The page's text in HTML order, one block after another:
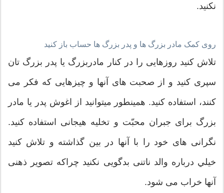
نکنید.
روی کمک مادر بزرگ ها و پدر بزرگ ها حساب باز کنید
تلاش کنید روزهایی را در کنار مادربزرگ یا پدر بزرگ تان
سپری کنید و از صحبت های آنها و چیزهایی که فکر می
کنند، استفاده کنید. همینطور میتوانید از اغوش پدر یا مادر
بزرگ برای جبران محبّت و تخلیه هیجانی استفاده کنید.
نگرانی های خود را با آنها در بین گذاشته و تلاش کنید
خيلي درباره والد ناتنی بدگویی نکنید چراکه تصویر ذهنی
آنها خراب می شود.